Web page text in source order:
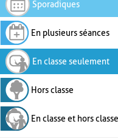
Sporadiques
En plusieurs séances
En classe seulement
Hors classe
En classe et hors classe